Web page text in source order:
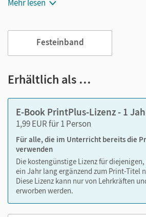
Notiz- und
Viele digitale Funktionen unterstützen
Lernen:
Notizen erstellen
Lesezeichen hinzufügen
Zoomen
Mehr lesen
Festeinband
Erhältlich als …
E-Book PrintPlus-Lizenz - 1
1,99 EUR für 1 Person
Für alle, die im Unterricht bereits die
verwenden
Die kostengünstige Lizenz für
ein Jahr lang ergänzend zum Print-Titel
Diese Lizenz kann nur von Lehrkräften
erworben werden.